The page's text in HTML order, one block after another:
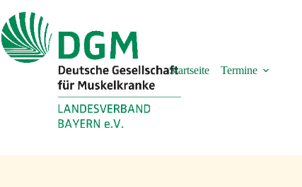
Inhalt
springen
Startseite Termine